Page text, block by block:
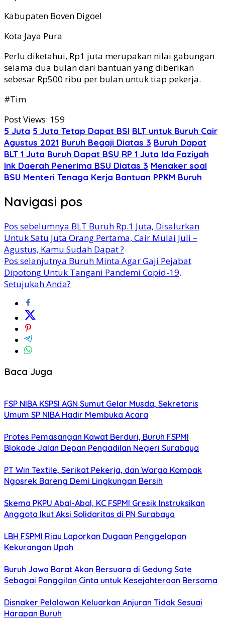
Kabupaten Boven Digoel
Kota Jaya Pura
Perlu diketahui, Rp1 juta merupakan nilai gabungan
selama dua bulan dari bantuan yang diberikan
sebesar Rp500 ribu per bulan untuk tiap pekerja.
#Tim
Post Views: 159
5 Juta 5 Juta Tetap Dapat BSI BLT untuk Buruh Cair
Agustus 2021 Buruh Begaji Diatas 3 Buruh Dapat
BLT 1 Juta Buruh Dapat BSU RP 1 Juta Ida Faziyah
Ink Daerah Penerima BSU Diatas 3 Menaker soal
BSU Menteri Tenaga Kerja Bantuan PPKM Buruh
Navigasi pos
Pos sebelumnya BLT Buruh Rp.1 Juta, Disalurkan
Untuk Satu Juta Orang Pertama, Cair Mulai Juli –
Agustus, Kamu Sudah Dapat ?
Pos selanjutnya Buruh Minta Agar Gaji Pejabat
Dipotong Untuk Tangani Pandemi Copid-19,
Setujukah Anda?
Baca Juga
FSP NIBA KSPSI AGN Sumut Gelar Musda, Sekretaris
Umum SP NIBA Hadir Membuka Acara
Protes Pemasangan Kawat Berduri, Buruh FSPMI
Blokade Jalan Depan Pengadilan Negeri Surabaya
PT Win Textile, Serikat Pekerja, dan Warga Kompak
Ngosrek Bareng Demi Lingkungan Bersih
Skema PKPU Abal-Abal, KC FSPMI Gresik Instruksikan
Anggota Ikut Aksi Solidaritas di PN Surabaya
LBH FSPMI Riau Laporkan Dugaan Penggelapan
Kekurangan Upah
Buruh Jawa Barat Akan Bersuara di Gedung Sate
Sebagai Panggilan Cinta untuk Kesejahteraan Bersama
Disnaker Pelalawan Keluarkan Anjuran Tidak Sesuai
Harapan Buruh